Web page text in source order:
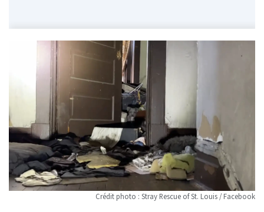
Crédit photo : Stray Rescue of St. Louis / Facebook